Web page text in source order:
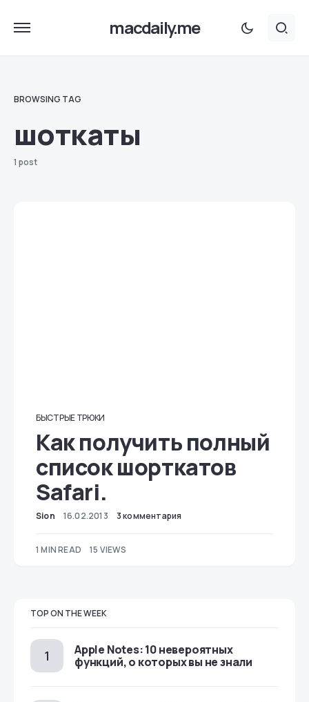
macdaily.me
BROWSING TAG
шоткаты
1 post
БЫСТРЫЕ ТРЮКИ
Как получить полный
список шорткатов
Safari.
Sion 16.02.2013 3 комментария
1 MIN READ 15 VIEWS
TOP ON THE WEEK
Apple Notes: 10 невероятных
функций, о которых вы не знали